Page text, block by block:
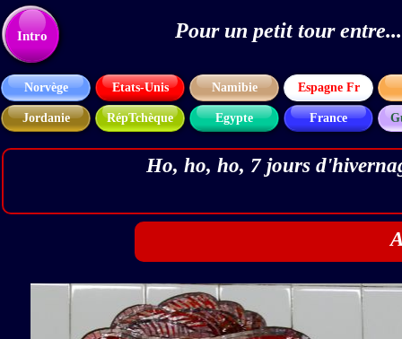
Ho, ho, ho, 7 jours
Espagne Fr
RépTchèque France
Jordanie
Etats-Unis
Norvège
Egypte
Namibie
Intro
Texte Pour un petit tour